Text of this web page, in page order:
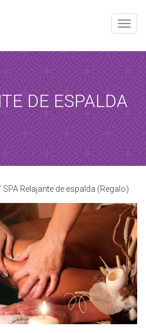
DE ESPALDA
SPA Relajante de espalda (Regalo)